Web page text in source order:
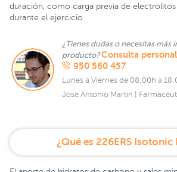
duración, como carga previa de
durante el ejercicio.
¿Tienes dudas o necesitas más
producto?Consulta
950 560 457
Lunes a Viernes de 08:00h a
José Antonio Martín |
¿Qué es 226ERS Isotonic